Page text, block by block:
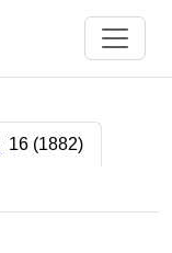
16 (1882)